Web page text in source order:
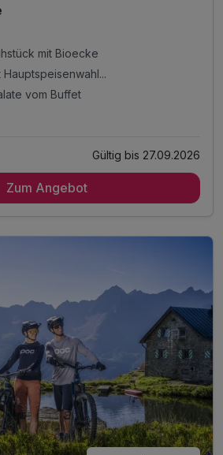
mit Bioecke
vom Buffet
mit Bioecke
Card**
Wellnessoase***
Dauer Ihres Aufenthaltes
Freischwimmbades
Gültig bis 27.09.2026
Zum Angebot